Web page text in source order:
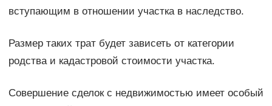
вступающим в отношении участка в наследство.
Размер таких трат будет зависеть от категории
родства и кадастровой стоимости участка.
Совершение сделок с недвижимостью имеет особый